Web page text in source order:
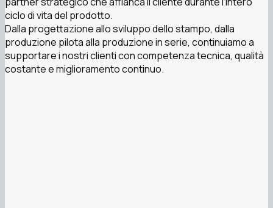
ciclo di vita del prodotto.
Dalla progettazione allo sviluppo dello stampo, dalla
produzione pilota alla produzione in serie, continuiamo a
supportare i nostri clienti con competenza tecnica, qualità
costante e miglioramento continuo.